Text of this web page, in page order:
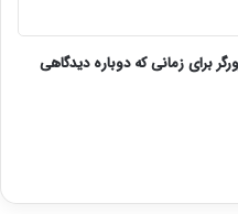
برای زمانی که دوباره دیدگاهی